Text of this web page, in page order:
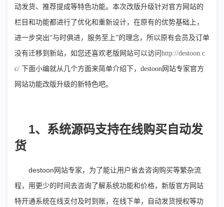
动发货、推荐提成等特色功能。本次改版升级针对官方网站的
栏目和功能都进行了优化和重新设计，在原有的优势基础上，
进一步突出“与时俱进，服务至上”的理念，所以原有会员及订单
没有迁移到新站，如您还喜欢老版网站可以访问 http://destoon.c
c/ 下面小编就从几个方面来简单介绍下，destoon网站专家官方
网站功能改版升级的新特色吧。
1、系统源码支持在线购买自动发
货
destoon网站专家 ，为了能让用户省去咨询购买等繁杂流
程，用更少的时间去咨询了解系统功能和价格，新版官方网站
特开通系统在线支付及时到账，在线下单，自动发货授权等功